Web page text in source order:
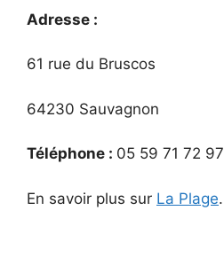
Adresse :
61 rue du Bruscos
64230 Sauvagnon
Téléphone : 05 59 71 72 97
En savoir plus sur La Plage.